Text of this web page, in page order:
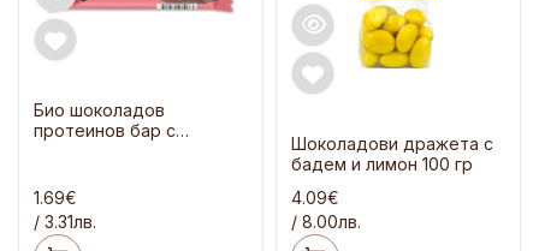
Био шоколадов
протеинов бар с
1.69€
/ 3.31лв.
Шоколадови дражета с
бадем и лимон 100 гр
4.09€
/ 8.00лв.